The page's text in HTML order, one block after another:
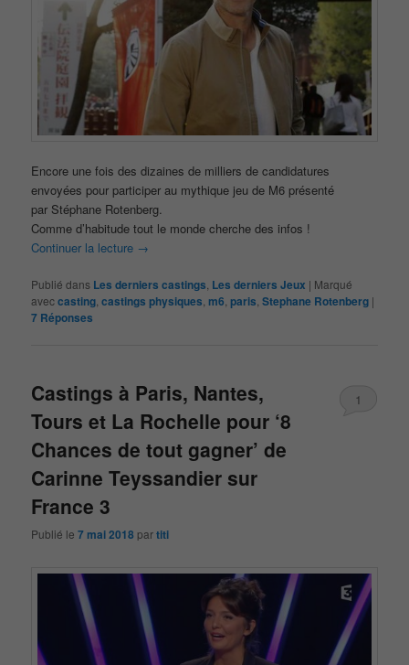
Encore une fois des dizaines de milliers de candidatures
envoyées pour participer au mythique jeu de M6 présenté
par Stéphane Rotenberg.
Comme d’habitude tout le monde cherche des infos !
Continuer la lecture →
Publié dans Les derniers castings Les derniers Jeux | Marqué
aveccasting ,castings physiques ,m6 ,paris ,Stephane Rotenberg |
7 Réponses
Castings à Paris, Nantes,
Tours et La Rochelle pour ‘8
Chances de tout gagner’ de
Carinne Teyssandier sur
France 3
Publié le7 mai 2018 partiti
1